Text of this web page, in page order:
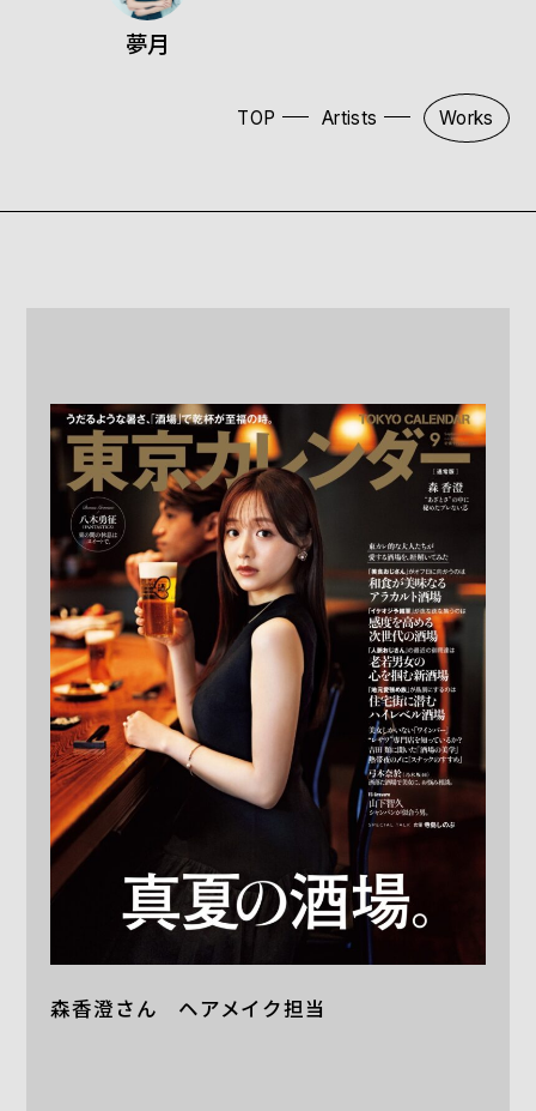
夢月
TOP Artists Works
森香澄さん ヘアメイク担当